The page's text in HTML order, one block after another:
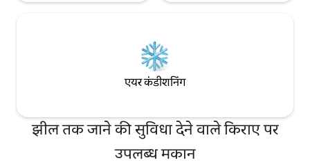
एयर कंडीशनिंग
झील तक जाने की सुविधा देने वाले किराए पर
उपलब्ध मकान